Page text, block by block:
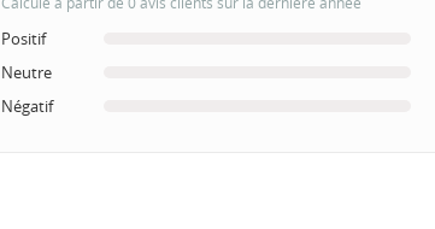
Positif
Neutre
Négatif